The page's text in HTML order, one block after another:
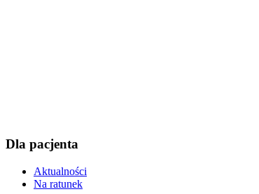
Dla pacjenta
Aktualności
Na ratunek